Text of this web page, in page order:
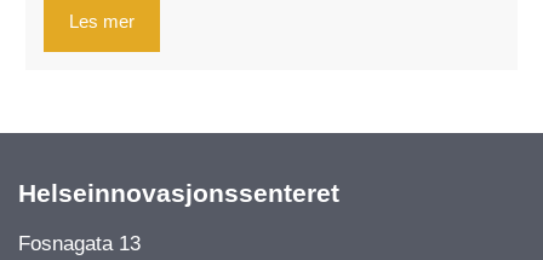
Les mer
Helseinnovasjonssenteret
Fosnagata 13